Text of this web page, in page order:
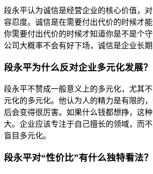
段永平认为诚信是经营企业的核心价值，
容忍度。诚信是在需要付出代价的时候才
你需要付出代价的时候才知道你是不是个
公司大概率不会有好下场，诚信是企业长期
段永平为什么反对企业多元化发展？
段永平不赞成一般意义上的多元化，尤其
元化的多元化。他认为人的精力是有限的
后会变得很厉害。如果什么钱都想挣，这
大。企业应该专注于自己擅长的领域，而
盲目多元化。
段永平对“性价比”有什么独特看法？